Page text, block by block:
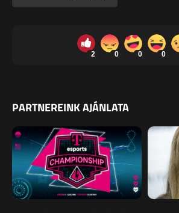
2 0 0 0
PARTNEREINK AJÁNLATA